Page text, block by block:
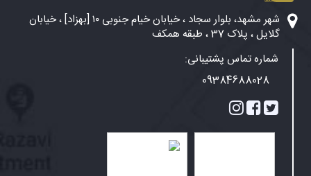
شهر مشهد، بلوار سجاد ، خیابان خیام جنوبی ۱۰ [بهزاد] ، خیابان
گلایل ، پلاک 37 ، طبقه همکف
شماره تماس پشتیبانی:
09384688028